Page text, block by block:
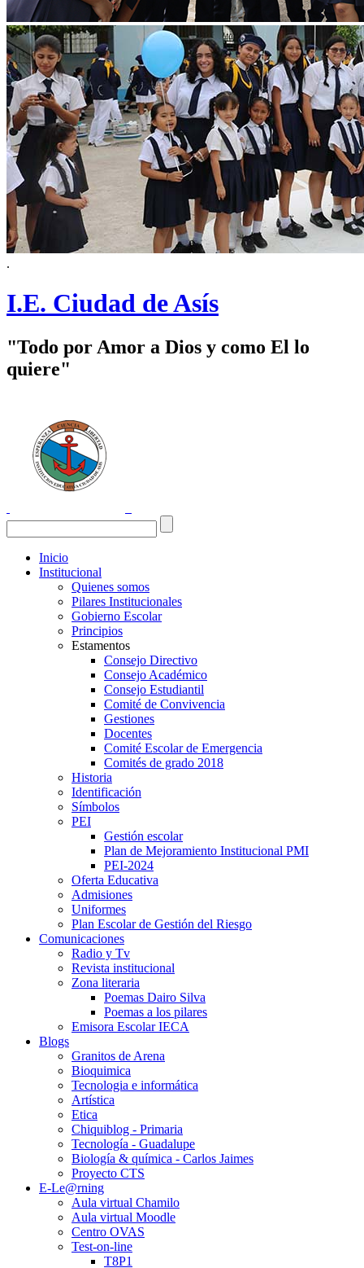
.
I.E. Ciudad de Asís
"Todo por Amor a Dios y como El lo
quiere"
Inicio
Institucional
Quienes somos
Pilares Institucionales
Gobierno Escolar
Principios
Estamentos
Consejo Directivo
Consejo Académico
Consejo Estudiantil
Comité de Convivencia
Gestiones
Docentes
Comité Escolar de Emergencia
Comités de grado 2018
Historia
Identificación
Símbolos
PEI
Gestión escolar
Plan de Mejoramiento Institucional PMI
PEI-2024
Oferta Educativa
Admisiones
Uniformes
Plan Escolar de Gestión del Riesgo
Comunicaciones
Radio y Tv
Revista institucional
Zona literaria
Poemas Dairo Silva
Poemas a los pilares
Emisora Escolar IECA
Blogs
Granitos de Arena
Bioquimica
Tecnologia e informática
Artística
Etica
Chiquiblog - Primaria
Tecnología - Guadalupe
Biología & química - Carlos Jaimes
Proyecto CTS
E-Le@rning
Aula virtual Chamilo
Aula virtual Moodle
Centro OVAS
Test-on-line
T8P1